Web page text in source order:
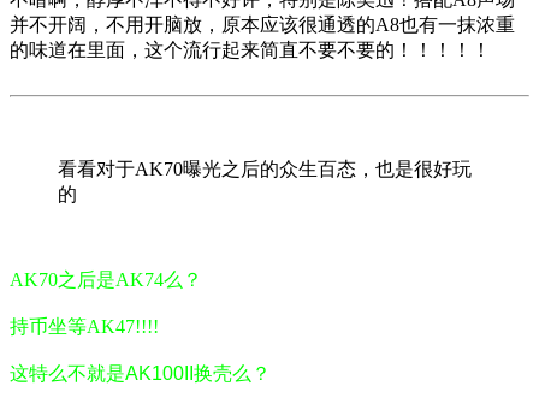
并不开阔，不用开脑放，原本应该很通透的A8也有一抹浓重
的味道在里面，这个流行起来简直不要不要的！！！！！
看看对于AK70曝光之后的众生百态，也是很好玩
的
AK70之后是AK74么？
持币坐等AK47!!!!
这特么不就是AK100II换壳么？